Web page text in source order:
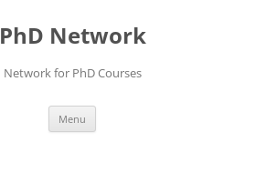
PhD Network
Network for PhD Courses
Menu